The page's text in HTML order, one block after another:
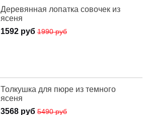
Деревянная лопатка совочек из
ясеня
1592 руб1990 руб
Толкушка для пюре из темного
ясеня
3568 руб5490 руб